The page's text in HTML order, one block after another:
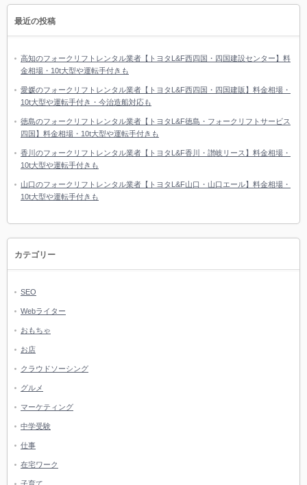
最近の投稿
高知のフォークリフトレンタル業者【トヨタL&F西四国・四国建設センター】料
金相場・10t大型や運転手付きも
愛媛のフォークリフトレンタル業者【トヨタL&F西四国・四国建販】料金相場・
10t大型や運転手付き・今治造船対応も
徳島のフォークリフトレンタル業者【トヨタL&F徳島・フォークリフトサービス
四国】料金相場・10t大型や運転手付きも
香川のフォークリフトレンタル業者【トヨタL&F香川・讃岐リース】料金相場・
10t大型や運転手付きも
山口のフォークリフトレンタル業者【トヨタL&F山口・山口エール】料金相場・
10t大型や運転手付きも
カテゴリー
SEO
Webライター
おもちゃ
お店
クラウドソーシング
グルメ
マーケティング
中学受験
仕事
在宅ワーク